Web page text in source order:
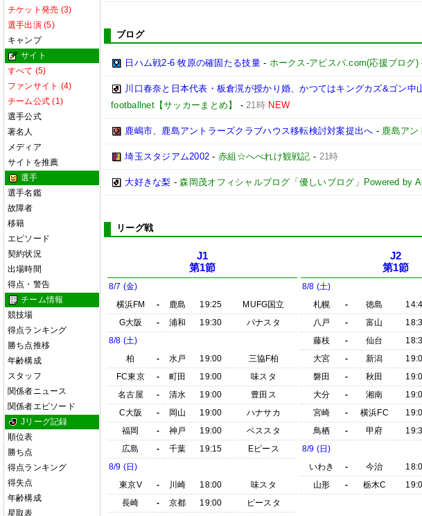
チケット発売 (3)
選手出演 (5)
キャンプ
サイト
すべて (5)
ファンサイト (4)
チーム公式 (1)
選手公式
著名人
メディア
サイトを推薦
選手
選手名鑑
故障者
移籍
エピソード
契約状況
出場時間
得点・警告
チーム情報
競技場
得点ランキング
勝ち点推移
年齢構成
スタッフ
関係者ニュース
関係者エピソード
Jリーグ記録
順位表
勝ち点
得点ランキング
得失点
年齢構成
星取表
ブログ
日ハム戦2-6 牧原の確固たる技量- ホークス-アビスパ.com(応援ブログ)
川口春奈と日本代表・板倉滉が授かり婚、かつてはキングカズ&ゴン
footballnet【サッカーまとめ】
-21時 NEW
鹿嶋市、鹿島アントラーズクラブハウス移転検討対案提出へ - 鹿島アン
埼玉スタジアム2002 -赤組☆へべれけ観戦記 - 21時
大好きな梨 -森岡茂オフィシャルブログ「優しいブログ」Powered by
リーグ戦
J1
第1節
8/7 (金)
横浜FM
- 鹿島 19:25
MUFG国立
G大阪
- 浦和 19:30
パナスタ
8/8 (土)
柏
- 水戸 19:00
三協F柏
FC東京
- 町田 19:00
味スタ
名古屋
- 清水 19:00
豊田ス
C大阪
- 岡山 19:00
ハナサカ
福岡
- 神戸 19:00
ベススタ
広島
- 千葉 19:15
Eピース
8/9 (日)
東京V
- 川崎 18:00
味スタ
長崎
- 京都 19:00 ピースタ
J2
第1節
8/8 (土)
札幌
- 徳島
八戸
- 富山
藤枝
- 仙台
大宮
- 新潟
磐田
- 秋田
大分
- 湘南
宮崎
- 横浜FC
鳥栖
- 甲府
8/9 (日)
いわき
- 今治
山形
- 栃木C